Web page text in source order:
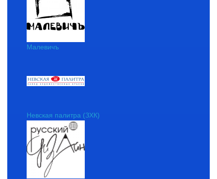
Малевичъ
Невская палитра (ЗХК)